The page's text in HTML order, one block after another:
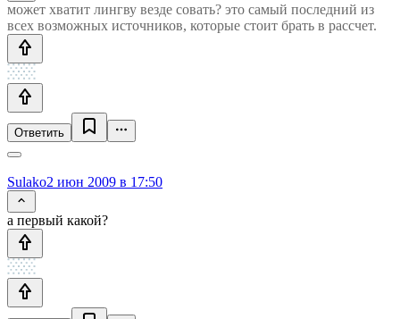
может хватит лингву везде совать? это самый последний из
всех возможных источников, которые стоит брать в рассчет.
Ответить
Sulako2 июн 2009 в 17:50
а первый какой?